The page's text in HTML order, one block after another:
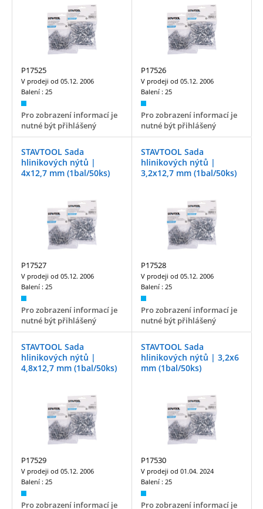
P17525
V prodeji od 05.12. 2006
Balení : 25
Pro zobrazení informací je
nutné být přihlášený
P17526
V prodeji od 05.12. 2006
Balení : 25
Pro zobrazení informací je
nutné být přihlášený
STAVTOOL Sada
hlinikových nýtů |
4x12,7 mm (1bal/50ks)
P17527
V prodeji od 05.12. 2006
Balení : 25
Pro zobrazení informací je
nutné být přihlášený
STAVTOOL Sada
hlinikových nýtů |
3,2x12,7 mm (1bal/50ks)
P17528
V prodeji od 05.12. 2006
Balení : 25
Pro zobrazení informací je
nutné být přihlášený
STAVTOOL Sada
hlinikových nýtů |
4,8x12,7 mm (1bal/50ks)
P17529
V prodeji od 05.12. 2006
Balení : 25
Pro zobrazení informací je
STAVTOOL Sada
hlinikových nýtů | 3,2x6
mm (1bal/50ks)
P17530
V prodeji od 01.04. 2024
Balení : 25
Pro zobrazení informací je